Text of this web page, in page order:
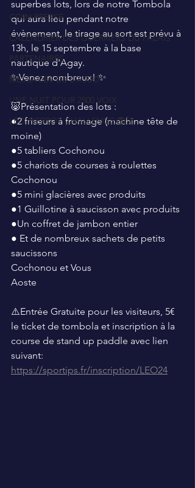
COIN PRESSE
CALENDRIER DES GUERRIERS DU PALAIS
PARTENAIRES
MESSAGES DE L'ASSO
UNE NUIT POUR 2500 VOIX
LEO PIERROT CHALLENGE 🦁🚀
superbes lots, lors de notre Tombola
qui aura lieu pendant notre
évènement, le tirage au sort est prévu à
13h, le 15 septembre à la base
nautique d'Agay.
✨️Venez nombreux! ✨️
🐷Présentation des lots :
●2 friseurs à fromage (machine tête de
moine)
●5 tabliers Cochonou
●5 chariots de courses à roulettes
Cochonou
●5 mini glacières avec produits
●1 Guillotine à saucisson avec produits
●Un coffret de jambon entier
● Et de nombreux sachets de petits
saucissons
Cochonou et Vous
Aoste
⚠️Entrée Gratuite pour les visiteurs, 5€
le ticket de tombola et inscription à la
course de stand up paddle avec lien
suivant:
https://sportips.fr/inscription/LEO24